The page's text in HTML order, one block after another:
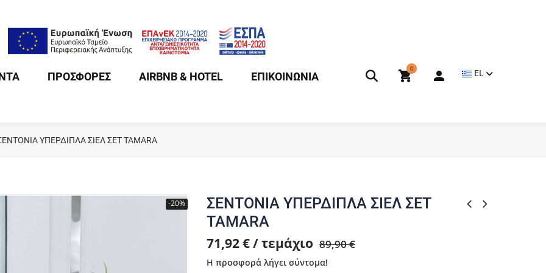
0 EL
ΠΡΟΣΦΟΡΕΣ AIRBNB & HOTEL ΕΠΙΚΟΙΝΩΝΙΑ
ΥΠΕΡΔΙΠΛΑ ΣΙΕΛ ΣΕΤ TAMARA
-20%
ΣΕΝΤΟΝΙΑ ΥΠΕΡΔΙΠΛΑ ΣΙΕΛ ΣΕΤ
TAMARA
71,92 € / τεμάχιο 89,90 €
Η προσφορά λήγει σύντομα!